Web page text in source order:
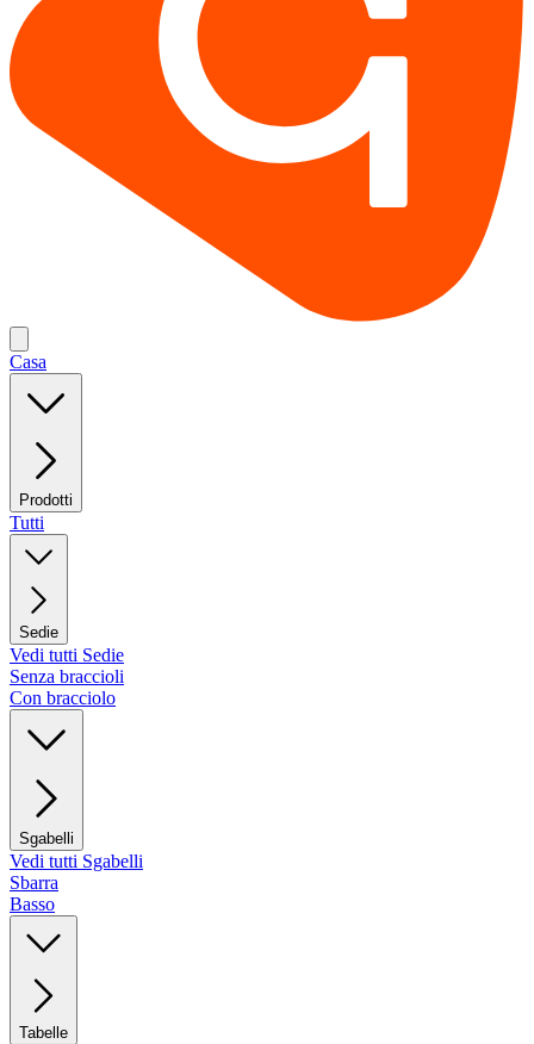
Casa
Prodotti
Tutti
Sedie
Vedi tutti Sedie
Senza braccioli
Con bracciolo
Sgabelli
Vedi tutti Sgabelli
Sbarra
Basso
Tabelle